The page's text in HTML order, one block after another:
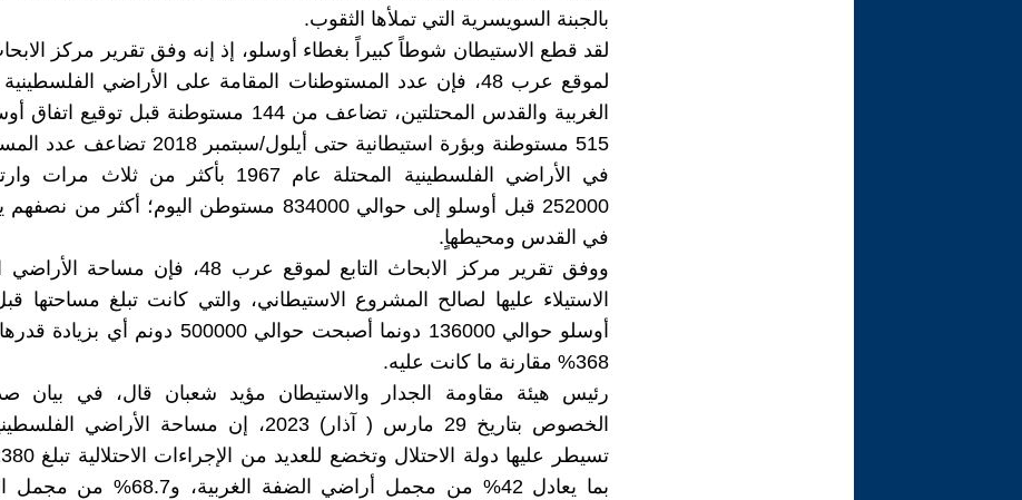
بالجبنة السويسرية التي تملأها الثقوب.
لقد قطع الاستيطان شوطاً كبيراً بغطاء أوسلو، إذ إنه وفق تقرير مركز
لموقع عرب 48، فإن عدد المستوطنات المقامة على الأراضي
الغربية والقدس المحتلتين، تضاعف من 144 مستوطنة قبل توقيع
515 مستوطنة وبؤرة استيطانية حتى أيلول/سبتمبر
في الأراضي الفلسطينية المحتلة عام 1967 بأكثر من
252000 قبل أوسلو إلى حوالي 834000 مستوطن اليوم؛ أكثر من
في القدس ومحيطهاٍ.
ووفق تقرير مركز الابحاث التابع لموقع عرب 48، فإن
الاستيلاء عليها لصالح المشروع الاستيطاني، والتي كانت تبلغ مساحتها
أوسلو حوالي 136000 دونما أصبحت حوالي 500000 دونم
368% مقارنة ما كانت عليه.
رئيس هيئة مقاومة الجدار والاستيطان مؤيد شعبان قال، في بيان
الخصوص بتاريخ 29 مارس ( آذار) 2023، إن مساحة الأراضي
بما يعادل 42% من مجمل أراضي الضفة الغربية،